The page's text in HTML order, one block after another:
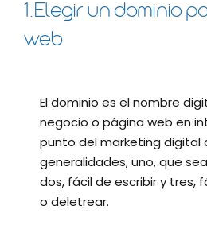
1.Elegir un dominio
web
El dominio es el nombre
negocio o página web en
punto del marketing digital
generalidades, uno, que
dos, fácil de escribir y tres,
o deletrear.